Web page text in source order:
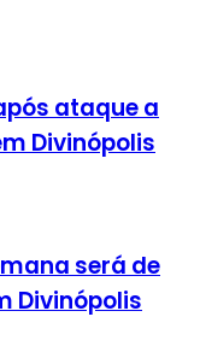
ataque a
Divinópolis
será de
Divinópolis